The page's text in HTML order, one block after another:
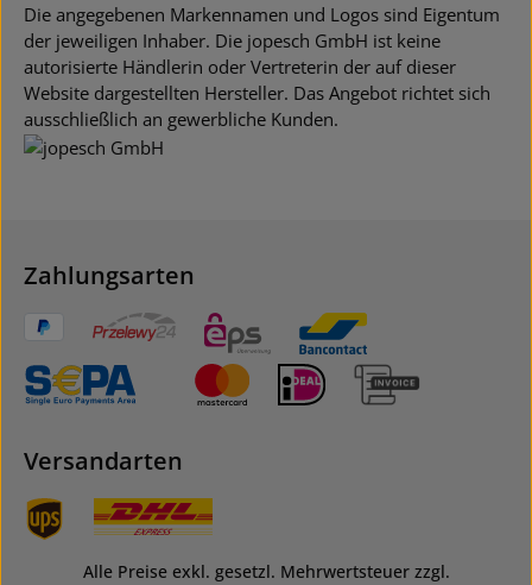
Die angegebenen Markennamen und Logos sind Eigentum
der jeweiligen Inhaber. Die jopesch GmbH ist keine
autorisierte Händlerin oder Vertreterin der auf dieser
Website dargestellten Hersteller. Das Angebot richtet sich
ausschließlich an gewerbliche Kunden.
Zahlungsarten
Versandarten
Alle Preise exkl. gesetzl. Mehrwertsteuer zzgl.